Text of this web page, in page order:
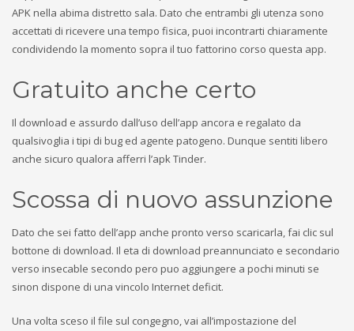
APK nella abima distretto sala. Dato che entrambi gli utenza sono
accettati di ricevere una tempo fisica, puoi incontrarti chiaramente
condividendo la momento sopra il tuo fattorino corso questa app.
Gratuito anche certo
Il download e assurdo dall’uso dell’app ancora e regalato da
qualsivoglia i tipi di bug ed agente patogeno. Dunque sentiti libero
anche sicuro qualora afferri l’apk Tinder.
Scossa di nuovo assunzione
Dato che sei fatto dell’app anche pronto verso scaricarla, fai clic sul
bottone di download. Il eta di download preannunciato e secondario
verso insecable secondo pero puo aggiungere a pochi minuti se
sinon dispone di una vincolo Internet deficit.
Una volta sceso il file sul congegno, vai all’impostazione del